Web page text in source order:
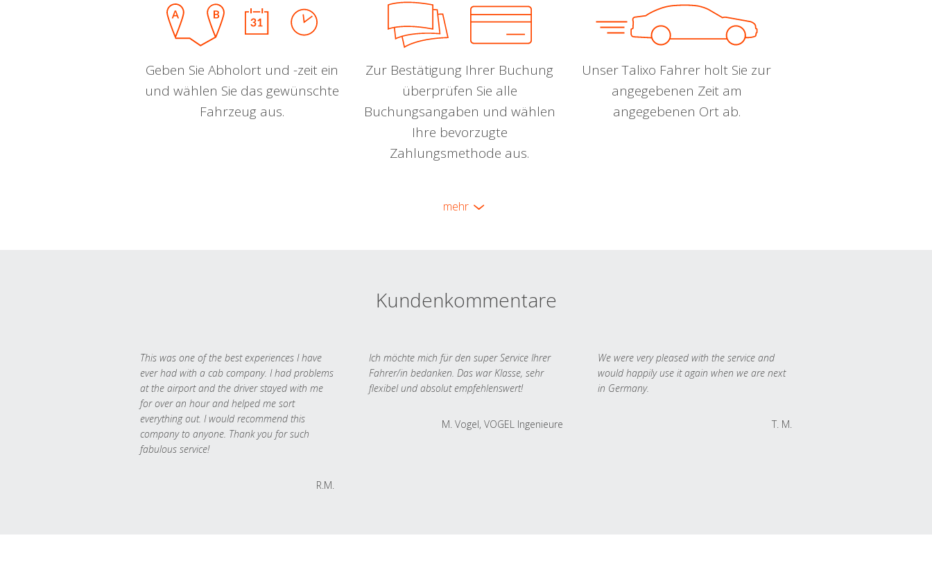
Geben Sie Abholort und -zeit ein
und wählen Sie das gewünschte
Fahrzeug aus.
Zur Bestätigung Ihrer Buchung
überprüfen Sie alle
Buchungsangaben und wählen
Ihre bevorzugte
Zahlungsmethode aus.
Unser Talixo Fahrer holt Sie zur
angegebenen Zeit am
angegebenen Ort ab.
mehr
Kundenkommentare
This was one of the best experiences I have
ever had with a cab company. I had problems
at the airport and the driver stayed with me
for over an hour and helped me sort
everything out. I would recommend this
company to anyone. Thank you for such
fabulous service!
R.M.
Ich möchte mich für den super Service Ihrer
Fahrer/in bedanken. Das war Klasse, sehr
flexibel und absolut empfehlenswert!
M. Vogel, VOGEL Ingenieure
We were very pleased with the service and
would happily use it again when we are next
in Germany.
T. M.